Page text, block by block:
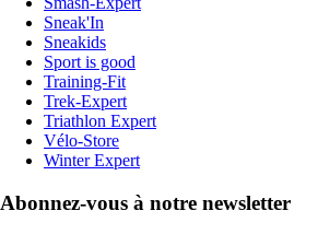
Sneak'In
Sneakids
Sport is good
Training-Fit
Trek-Expert
Triathlon Expert
Vélo-Store
Winter Expert
Abonnez-vous à notre newsletter